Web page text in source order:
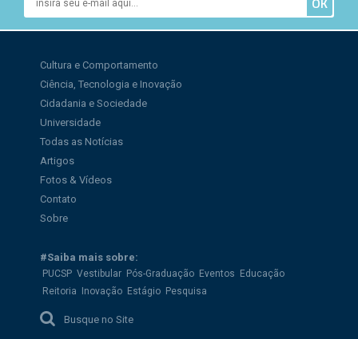
Cultura e Comportamento
Ciência, Tecnologia e Inovação
Cidadania e Sociedade
Universidade
Todas as Notícias
Artigos
Fotos & Vídeos
Contato
Sobre
#Saiba mais sobre:
PUCSP Vestibular Pós-Graduação Eventos
Educação
Reitoria
Inovação Estágio Pesquisa
Busque no Site